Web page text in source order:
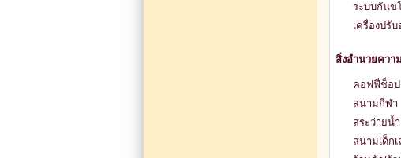
ระบบกันข
เครื่องปรั
สิ่งอำนวยควา
คอฟฟี่ช็อป
สนามกีฬา
สระว่ายน้ำ
สนามเด็ก